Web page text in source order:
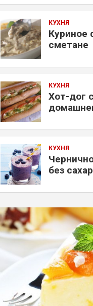
КУХНЯ
Куриное
сметане
КУХНЯ
Хот-дог
КУХНЯ
без